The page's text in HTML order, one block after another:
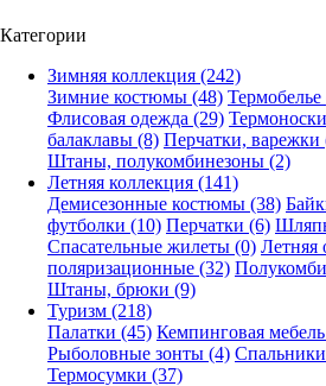
Категории
Зимняя коллекция (242)
Зимние костюмы (48) Термобелье
Флисовая одежда (29)
балаклавы (8) Перчатки, варежки
Штаны, полукомбинезоны (2)
Летняя коллекция (141)
Демисезонные костюмы (38)
футболки (10) Перчатки (6)
Спасательные жилеты (0) Летняя
поляризационные (32)
Штаны, брюки (9)
Туризм (218)
Палатки (45) Кемпинговая
Рыболовные зонты (4)
Термосумки (37)